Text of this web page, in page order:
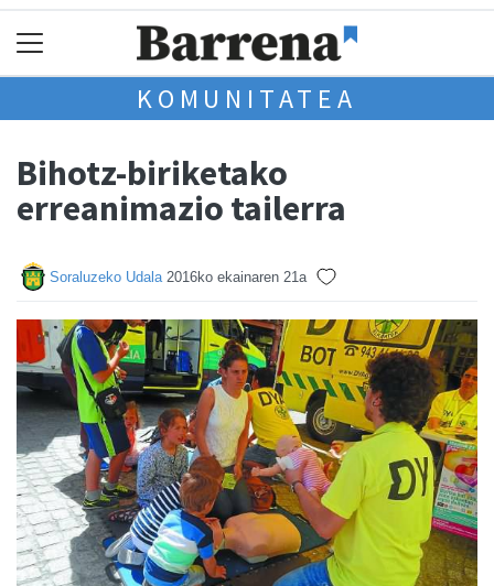
KOMUNITATEA
Bihotz-biriketako
erreanimazio tailerra
Soraluzeko Udala 2016ko ekainaren 21a